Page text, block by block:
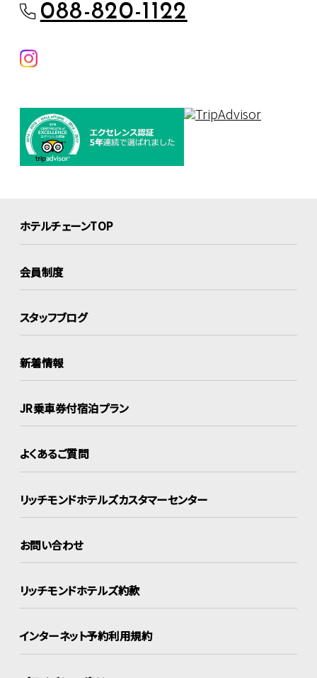
088-820-1122
ホテルチェーンTOP
会員制度
スタッフブログ
新着情報
JR乗車券付宿泊プラン
よくあるご質問
リッチモンドホテルズカスタマーセンター
お問い合わせ
リッチモンドホテルズ約款
インターネット予約利用規約